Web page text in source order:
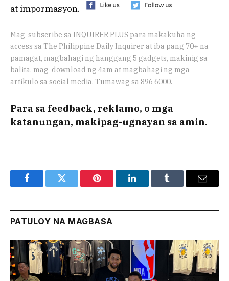
at impormasyon.
Mag-subscribe sa INQUIRER PLUS para makakuha ng
access sa The Philippine Daily Inquirer at iba pang 70+ na
pamagat, magbahagi ng hanggang 5 gadgets, makinig sa
balita, mag-download ng 4am at magbahagi ng mga
artikulo sa social media. Tumawag sa 896 6000.
Para sa feedback, reklamo, o mga
katanungan, makipag-ugnayan sa amin.
FacebookTwitter Pinterest LinkedInTumblr Email
PATULOY NA MAGBASA